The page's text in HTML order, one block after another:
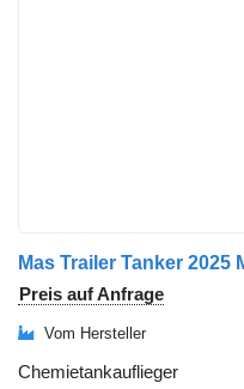
Preis auf Anfrage
Vom Hersteller
Chemietankauflieger